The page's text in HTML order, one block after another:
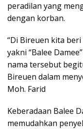
peradilan yang
dengan korban.
“Di Bireuen kita
yakni “Balee
nama tersebut
Bireuen dalam
Moh. Farid
Keberadaan Balee
memudahkan